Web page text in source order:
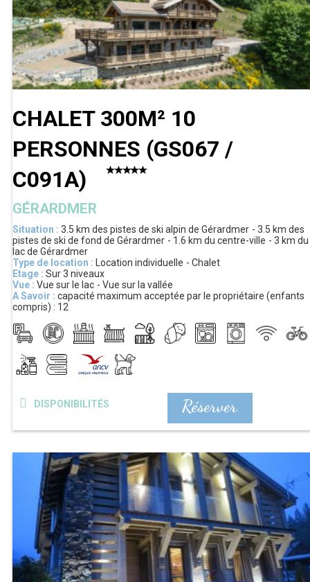
CHALET 300M² 10
PERSONNES (GS067 /
C091A)
GÉRARDMER
Situation : 3.5 km des pistes de ski alpin de Gérardmer 3.5 km des
pistes de ski de fond de Gérardmer
1.6 km du centre-ville 3 km du
lac de Gérardmer
Type de location : Location individuelle
Chalet
Etage : Sur 3 niveaux
Vue : Vue sur le lac
Vue sur la vallée
A Savoir : capacité maximum acceptée par le propriétaire (enfants
compris) : 12
Réserver
DISPONIBILITÉS